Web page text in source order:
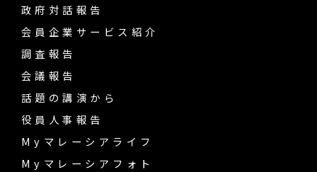
政府対話報告
会員企業サービス紹介
調査報告
会議報告
話題の講演から
役員人事報告
Myマレーシアライフ
Myマレーシアフォト